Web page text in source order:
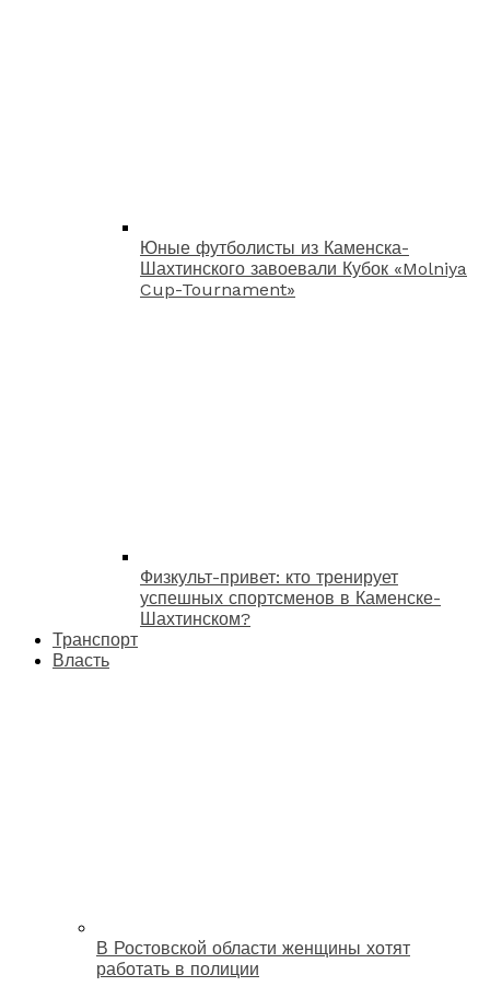
Юные футболисты из Каменска-
Шахтинского завоевали Кубок «Molniya
Cup-Tournament»
Физкульт-привет: кто тренирует
успешных спортсменов в Каменске-
Шахтинском?
Транспорт
Власть
В Ростовской области женщины хотят
работать в полиции